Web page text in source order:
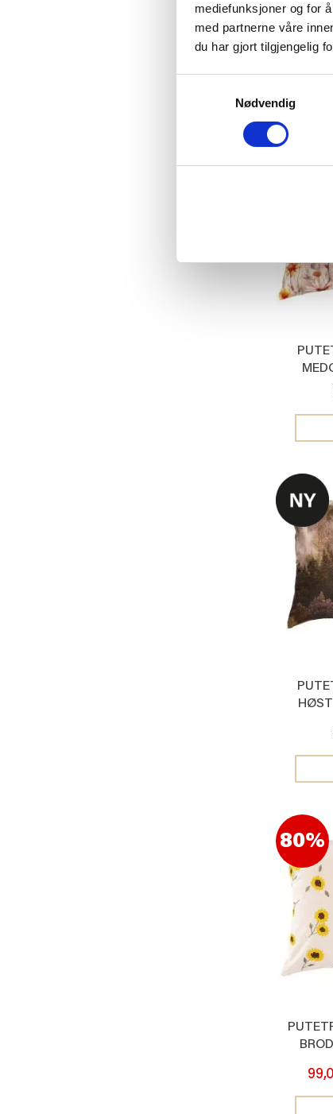
mediefunksjoner og for
med partnerne våre
du har gjort tilgjengelig
Nødvendig
80%